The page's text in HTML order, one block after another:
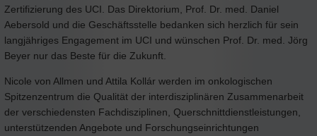
Zertifizierung des UCI. Das Direktorium, Prof. Dr. med. Daniel
Aebersold und die Geschäftsstelle bedanken sich herzlich für sein
langjähriges Engagement im UCI und wünschen Prof. Dr. med. Jörg
Beyer nur das Beste für die Zukunft.
Nicole von Allmen und Attila Kollár werden im onkologischen
Spitzenzentrum die Qualität der interdisziplinären Zusammenarbeit
der verschiedensten Fachdisziplinen, Querschnittdienstleistungen,
unterstützenden Angebote und Forschungseinrichtungen